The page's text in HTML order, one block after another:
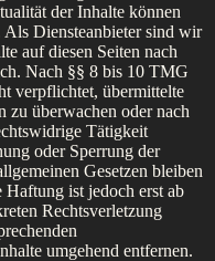
der Inhalte können
Diensteanbieter sind wir
auf diesen Seiten nach
Nach §§ 8 bis 10 TMG
verpflichtet, übermittelte
zu überwachen oder nach
Tätigkeit
oder Sperrung der
Gesetzen bleiben
ist jedoch erst ab
Rechtsverletzung
umgehend entfernen.